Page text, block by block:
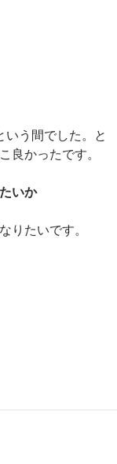
いう間でした。と
良かったです。
いか
りたいです。